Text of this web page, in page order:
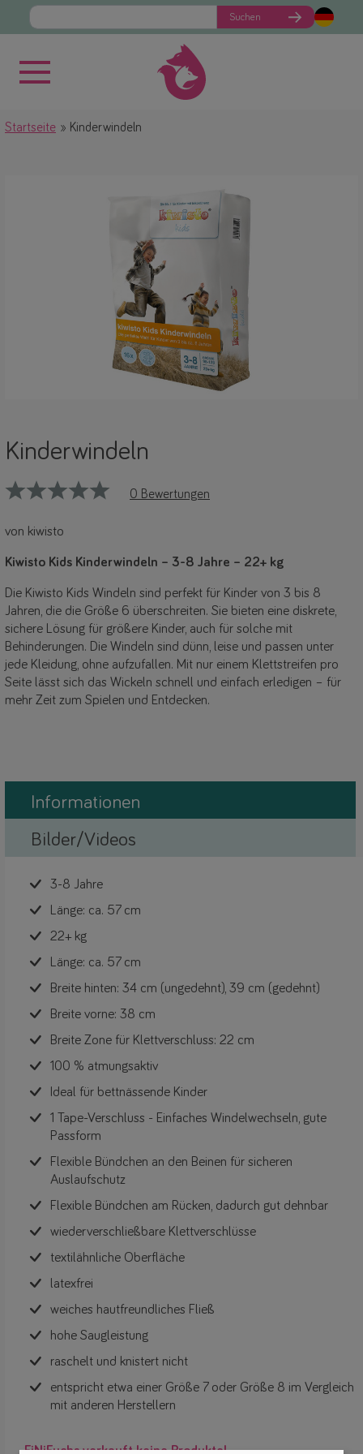
Suchen
Startseite Kinderwindeln
Kinderwindeln
0 Bewertungen
von kiwisto
Kiwisto Kids Kinderwindeln – 3-8 Jahre – 22+ kg
Die Kiwisto Kids Windeln sind perfekt für Kinder von 3 bis 8
Jahren, die die Größe 6 überschreiten. Sie bieten eine diskrete,
sichere Lösung für größere Kinder, auch für solche mit
Behinderungen. Die Windeln sind dünn, leise und passen unter
jede Kleidung, ohne aufzufallen. Mit nur einem Klettstreifen pro
Seite lässt sich das Wickeln schnell und einfach erledigen – für
mehr Zeit zum Spielen und Entdecken.
Informationen
Bilder/Videos
3-8 Jahre
Länge: ca. 57 cm
22+ kg
Länge: ca. 57 cm
Breite hinten: 34 cm (ungedehnt), 39 cm (gedehnt)
Breite vorne: 38 cm
Breite Zone für Klettverschluss: 22 cm
100 % atmungsaktiv
Ideal für bettnässende Kinder
1 Tape-Verschluss - Einfaches Windelwechseln, gute
Passform
Flexible Bündchen an den Beinen für sicheren
Auslaufschutz
Flexible Bündchen am Rücken, dadurch gut dehnbar
wiederverschließbare Klettverschlüsse
textilähnliche Oberfläche
latexfrei
weiches hautfreundliches Fließ
hohe Saugleistung
raschelt und knistert nicht
entspricht etwa einer Größe 7 oder Größe 8 im Vergleich
mit anderen Herstellern
FiNiFuchs verkauft keine Produkte!